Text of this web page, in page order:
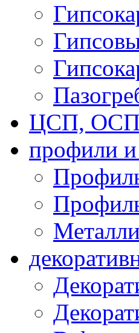
ЦСП,
профили